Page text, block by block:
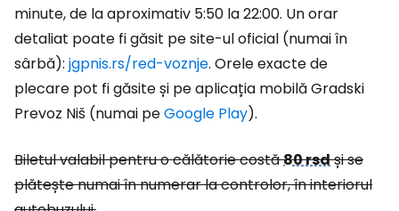
minute, de la aproximativ 5:50 la 22:00. Un orar
detaliat poate fi găsit pe site-ul oficial (numai în
sârbă): jgpnis.rs/red-voznje. Orele exacte de
plecare pot fi găsite și pe aplicația mobilă Gradski
Prevoz Niš (numai peGoogle Play).
Biletul valabil pentru o călătorie costă80 rsdși se
plătește numai în numerar la controlor, în interiorul